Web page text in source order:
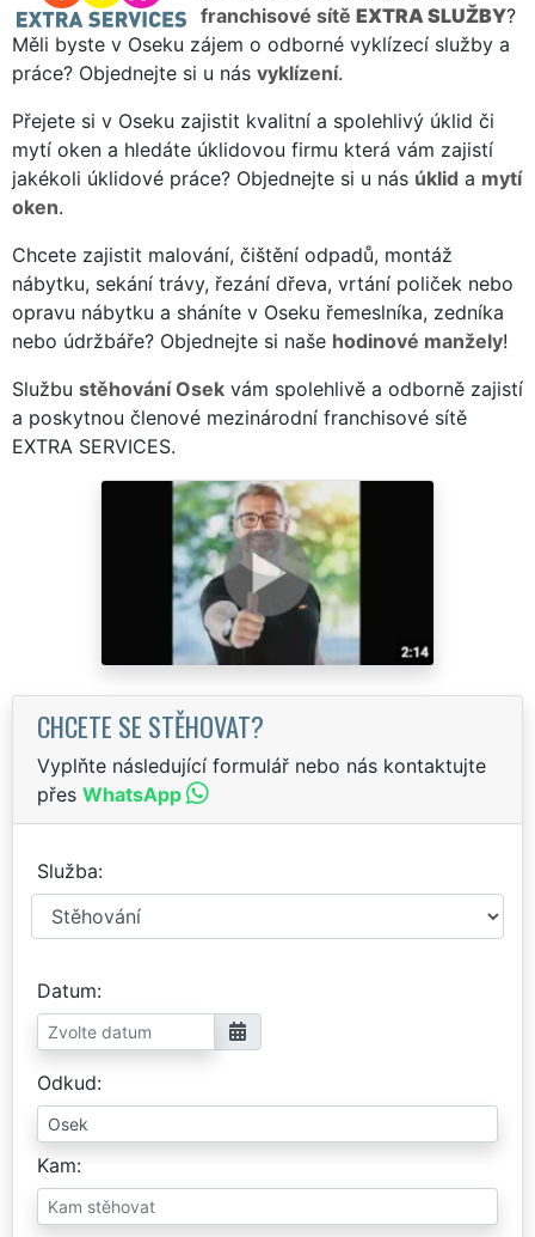
franchisové sítě EXTRA SLUŽBY?
Měli byste v Oseku zájem o odborné vyklízecí služby a
práce? Objednejte si u nás vyklízení.
Přejete si v Oseku zajistit kvalitní a spolehlivý úklid či
mytí oken a hledáte úklidovou firmu která vám zajistí
jakékoli úklidové práce? Objednejte si u nás úklid a mytí
oken.
Chcete zajistit malování, čištění odpadů, montáž
nábytku, sekání trávy, řezání dřeva, vrtání poliček nebo
opravu nábytku a sháníte v Oseku řemeslníka, zedníka
nebo údržbáře? Objednejte si naše hodinové manžely!
Službu stěhování Osek vám spolehlivě a odborně zajistí
a poskytnou členové mezinárodní franchisové sítě
EXTRA SERVICES.
CHCETE SE STĚHOVAT?
Vyplňte následující formulář nebo nás kontaktujte
přes WhatsApp
Služba
Datum
Odkud
Kam